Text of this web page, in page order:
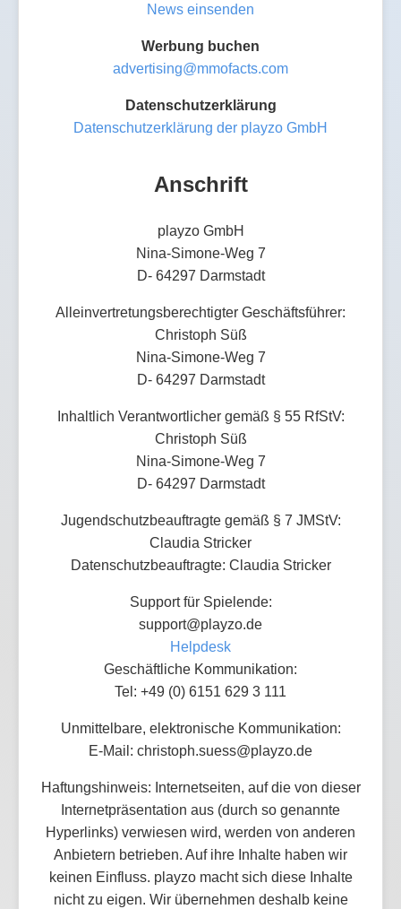
News einsenden
Werbung buchen
advertising@mmofacts.com
Datenschutzerklärung
Datenschutzerklärung der playzo GmbH
Anschrift
playzo GmbH
Nina-Simone-Weg 7
D- 64297 Darmstadt
Alleinvertretungsberechtigter Geschäftsführer:
Christoph Süß
Nina-Simone-Weg 7
D- 64297 Darmstadt
Inhaltlich Verantwortlicher gemäß § 55 RfStV:
Christoph Süß
Nina-Simone-Weg 7
D- 64297 Darmstadt
Jugendschutzbeauftragte gemäß § 7 JMStV:
Claudia Stricker
Datenschutzbeauftragte: Claudia Stricker
Support für Spielende:
support@playzo.de
Helpdesk
Geschäftliche Kommunikation:
Tel: +49 (0) 6151 629 3 111
Unmittelbare, elektronische Kommunikation:
E-Mail: christoph.suess@playzo.de
Haftungshinweis: Internetseiten, auf die von dieser
Internetpräsentation aus (durch so genannte
Hyperlinks) verwiesen wird, werden von anderen
Anbietern betrieben. Auf ihre Inhalte haben wir
keinen Einfluss. playzo macht sich diese Inhalte
nicht zu eigen. Wir übernehmen deshalb keine